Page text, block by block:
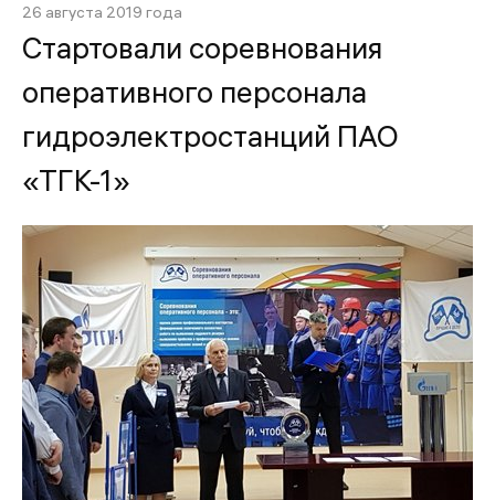
26 августа 2019 года
Стартовали соревнования
оперативного персонала
гидроэлектростанций ПАО
«ТГК-1»